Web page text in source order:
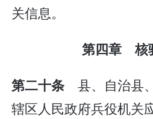
关信息。
第四章 核
第二十条 县、自治县
辖区人民政府兵役机关